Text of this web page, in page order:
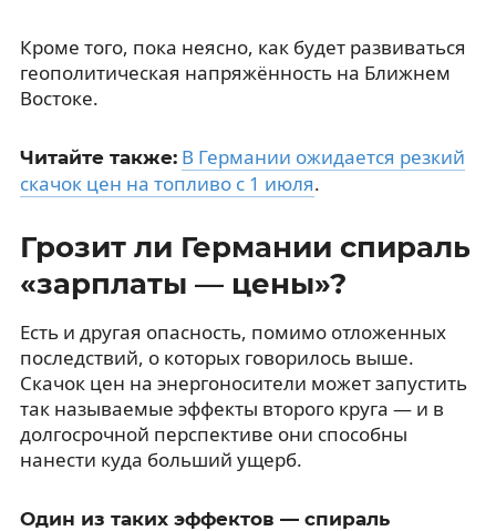
Кроме того, пока неясно, как будет развиваться
геополитическая напряжённость на Ближнем
Востоке.
Читайте также: В Германии ожидается резкий
скачок цен на топливо с 1 июля.
Грозит ли Германии спираль
«зарплаты — цены»?
Есть и другая опасность, помимо отложенных
последствий, о которых говорилось выше.
Скачок цен на энергоносители может запустить
так называемые эффекты второго круга — и в
долгосрочной перспективе они способны
нанести куда больший ущерб.
Один из таких эффектов — спираль